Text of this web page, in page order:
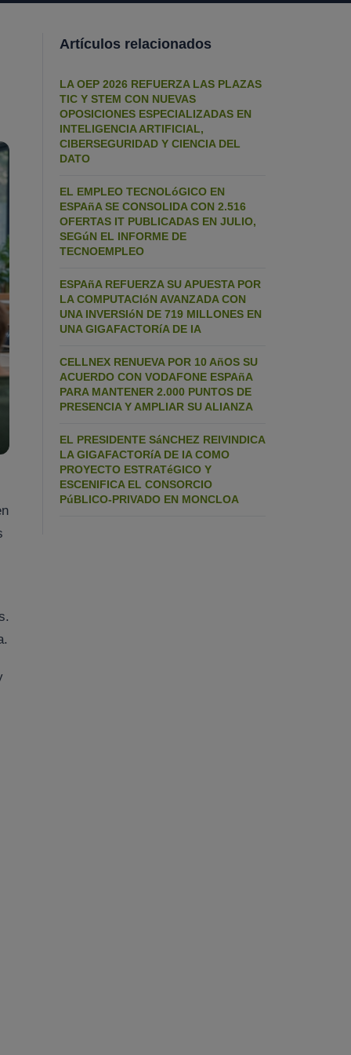
Artículos relacionados
LA OEP 2026 REFUERZA LAS PLAZAS
TIC Y STEM CON NUEVAS
OPOSICIONES ESPECIALIZADAS EN
INTELIGENCIA ARTIFICIAL,
CIBERSEGURIDAD Y CIENCIA DEL
DATO
EL EMPLEO TECNOLóGICO EN
ESPAñA SE CONSOLIDA CON 2.516
OFERTAS IT PUBLICADAS EN JULIO,
SEGúN EL INFORME DE
TECNOEMPLEO
ESPAñA REFUERZA SU APUESTA POR
LA COMPUTACIóN AVANZADA CON
UNA INVERSIóN DE 719 MILLONES EN
UNA GIGAFACTORíA DE IA
CELLNEX RENUEVA POR 10 AñOS SU
ACUERDO CON VODAFONE ESPAñA
PARA MANTENER 2.000 PUNTOS DE
PRESENCIA Y AMPLIAR SU ALIANZA
EL PRESIDENTE SáNCHEZ REIVINDICA
LA GIGAFACTORíA DE IA COMO
PROYECTO ESTRATéGICO Y
ESCENIFICA EL CONSORCIO
PúBLICO-PRIVADO EN MONCLOA